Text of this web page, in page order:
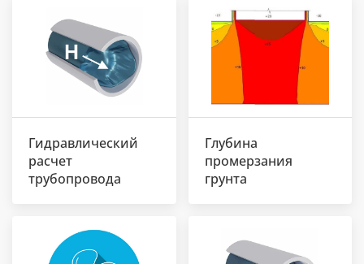
Гидравлический
расчет
трубопровода
Глубина
промерзания
грунта